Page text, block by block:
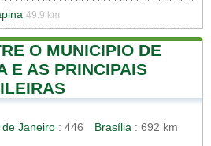
49.9 km
O MUNICIPIO DE
E AS PRINCIPAIS
de Janeiro : 446
Brasília : 692 km